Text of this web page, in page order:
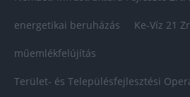
energetikai beruházás Ke-Víz 21
műemlékfelújítás
Terület- és Településfejlesztési